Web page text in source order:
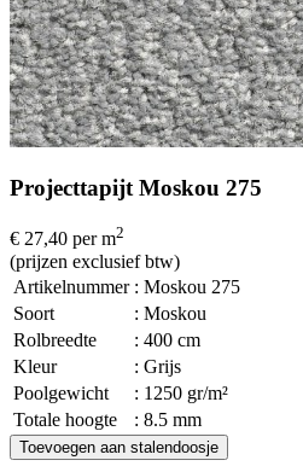
Projecttapijt Moskou 275
€ 27,40 per m2
(prijzen exclusief btw)
Artikelnummer : Moskou 275
Soort
: Moskou
Rolbreedte
: 400 cm
Kleur
: Grijs
Poolgewicht
: 1250 gr/m²
Totale hoogte
: 8.5 mm
Toevoegen aan stalendoosje